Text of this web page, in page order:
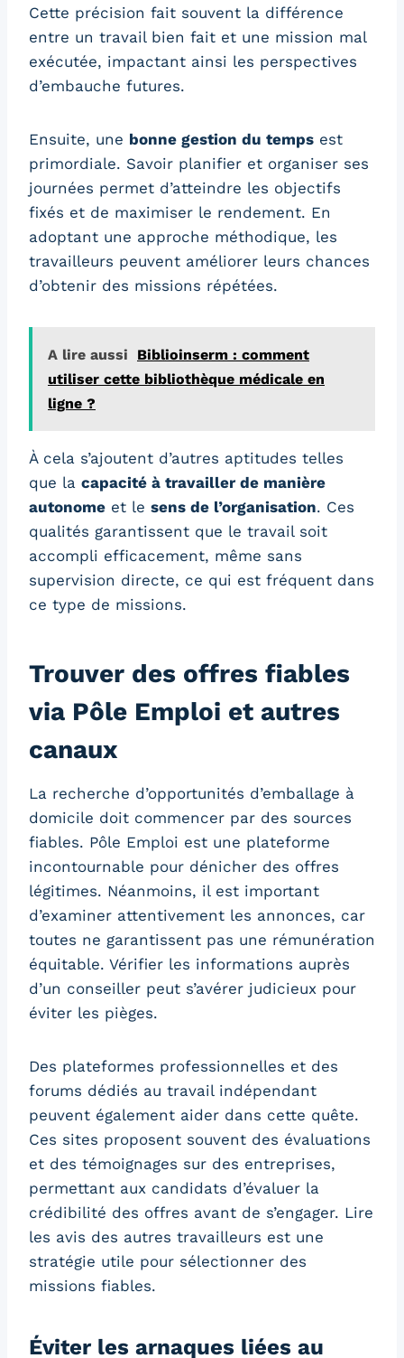
Cette précision fait souvent la différence
entre un travail bien fait et une mission mal
exécutée, impactant ainsi les perspectives
d’embauche futures.
Ensuite, une bonne gestion du temps est
primordiale. Savoir planifier et organiser ses
journées permet d’atteindre les objectifs
fixés et de maximiser le rendement. En
adoptant une approche méthodique, les
travailleurs peuvent améliorer leurs chances
d’obtenir des missions répétées.
A lire aussi
Biblioinserm : comment
utiliser cette bibliothèque médicale en
ligne ?
À cela s’ajoutent d’autres aptitudes telles
que la capacité à travailler de manière
autonome et le sens de l’organisation. Ces
qualités garantissent que le travail soit
accompli efficacement, même sans
supervision directe, ce qui est fréquent dans
ce type de missions.
Trouver des offres fiables
via Pôle Emploi et autres
canaux
La recherche d’opportunités d’emballage à
domicile doit commencer par des sources
fiables. Pôle Emploi est une plateforme
incontournable pour dénicher des offres
légitimes. Néanmoins, il est important
d’examiner attentivement les annonces, car
toutes ne garantissent pas une rémunération
équitable. Vérifier les informations auprès
d’un conseiller peut s’avérer judicieux pour
éviter les pièges.
Des plateformes professionnelles et des
forums dédiés au travail indépendant
peuvent également aider dans cette quête.
Ces sites proposent souvent des évaluations
et des témoignages sur des entreprises,
permettant aux candidats d’évaluer la
crédibilité des offres avant de s’engager. Lire
les avis des autres travailleurs est une
stratégie utile pour sélectionner des
missions fiables.
Éviter les arnaques liées au